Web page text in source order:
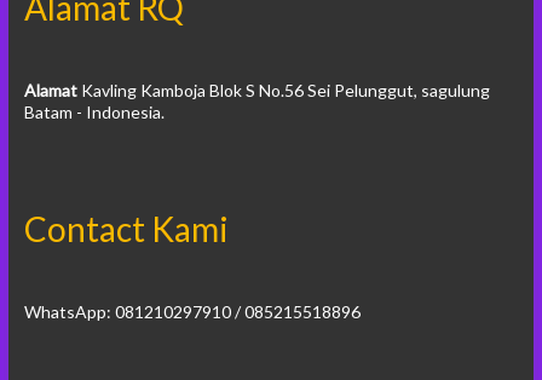
AlamatKavling Kamboja Blok S No.56 Sei Pelunggut, sagulung
Batam - Indonesia.
Contact Kami
WhatsApp: 081210297910 / 085215518896